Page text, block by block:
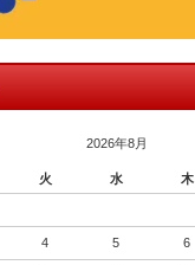
2026年8月
火 水 木
4 5 6